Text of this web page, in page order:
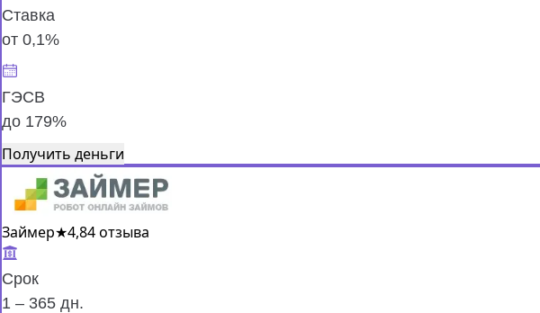
Ставка
от 0,1%
ГЭСВ
до 179%
Получить деньги
Займер★4,84 отзыва
Срок
1 – 365 дн.